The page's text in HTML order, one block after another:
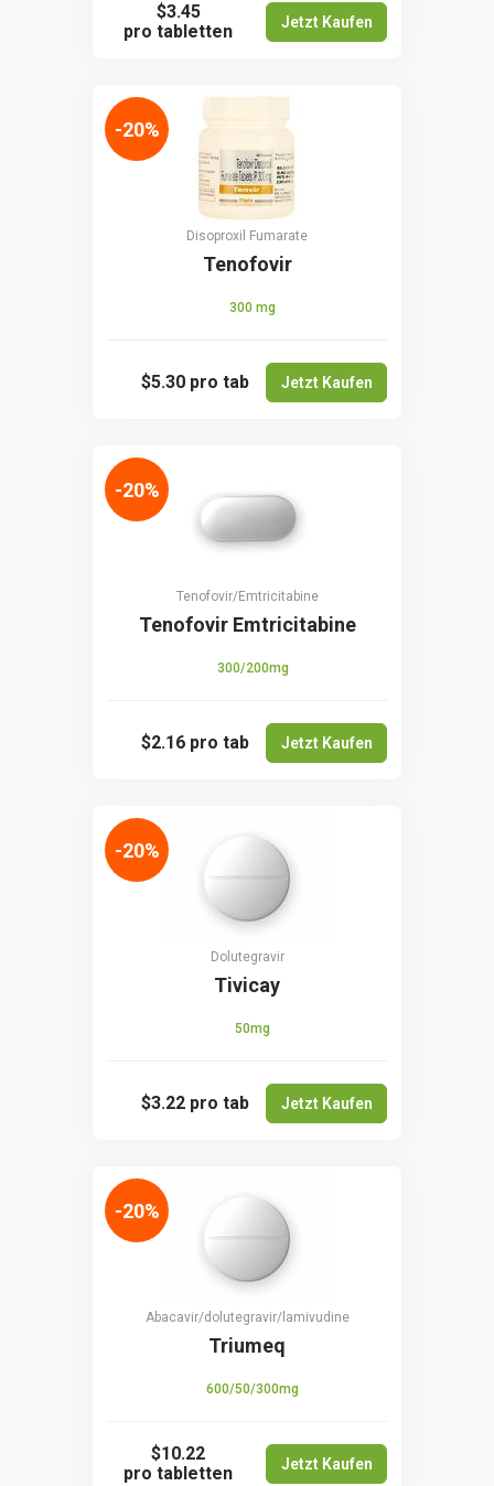
$3.45
pro tabletten
Jetzt Kaufen
Disoproxil Fumarate
Tenofovir
300 mg
$5.30 pro tab Jetzt Kaufen
-20%
Tenofovir/Emtricitabine
Tenofovir Emtricitabine
300/200mg
$2.16 pro tab Jetzt Kaufen
-20%
Dolutegravir
Tivicay
50mg
$3.22 pro tab Jetzt Kaufen
-20%
Abacavir/dolutegravir/lamivudine
Triumeq
600/50/300mg
$10.22
pro tabletten
Jetzt Kaufen
-20%